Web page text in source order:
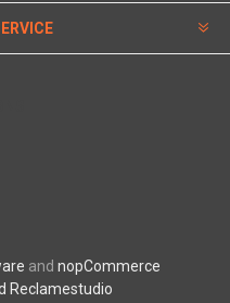
and nopCommerce
Reclamestudio